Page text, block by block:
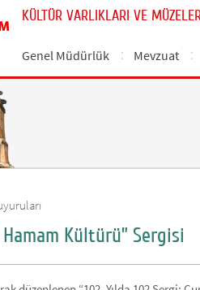
KÜLTÜR VARLIKLARI VE
Genel Müdürlük Mevzuat
Hamam Kültürü” Sergisi